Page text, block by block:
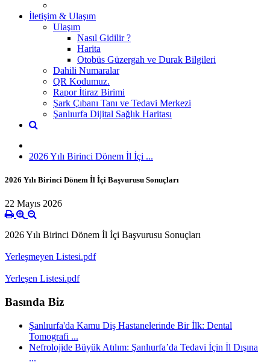
İletişim & Ulaşım
Ulaşım
Nasıl Gidilir ?
Harita
Otobüs Güzergah ve Durak Bilgileri
Dahili Numaralar
QR Kodumuz.
Rapor İtiraz Birimi
Şark Çıbanı Tanı ve Tedavi Merkezi
Şanlıurfa Dijital Sağlık Haritası
2026 Yılı Birinci Dönem İl İçi ...
2026 Yılı Birinci Dönem İl İçi Başvurusu Sonuçları
22 Mayıs 2026
2026 Yılı Birinci Dönem İl İçi Başvurusu Sonuçları
Yerleşmeyen Listesi.pdf
Yerleşen Listesi.pdf
Basında Biz
Şanlıurfa'da Kamu Diş Hastanelerinde Bir İlk: Dental
Tomografi ...
Nefrolojide Büyük Atılım: Şanlıurfa’da Tedavi İçin İl Dışına
...